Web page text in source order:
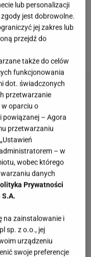
jest do dziś dość
często
social mediach
lub personalizacji
jest dobrowolne.
jej zakres lub
przejdź do
także do celów
funkcjonowania
dot. świadczonych
przetwarzanie
w oparciu o
powiązanej – Agora
przetwarzaniu
– w
wobec którego
danych
Prywatności
na zainstalowanie i
sp. z o.o., jej
urządzeniu
swoje preferencje